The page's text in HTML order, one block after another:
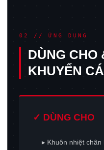
02 // ỨNG DỤNG
DÙNG CHO
KHUYẾN
✓ DÙNG CHO
▸ Khuôn nhiệt chân